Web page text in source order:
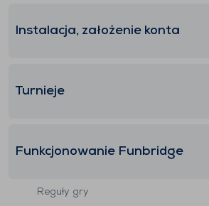
Instalacja, założenie konta
Turnieje
Funkcjonowanie Funbridge
Reguły gry